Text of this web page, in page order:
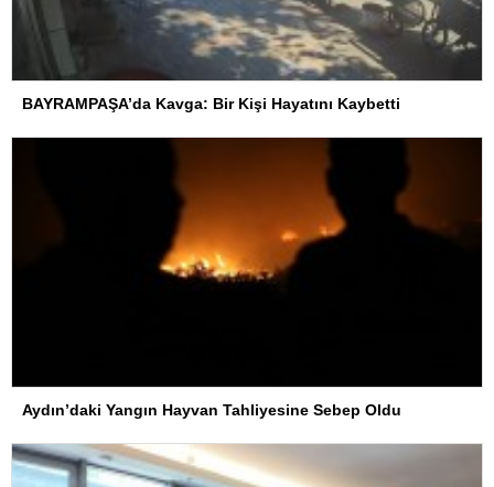
BAYRAMPAŞA’da Kavga: Bir Kişi Hayatını Kaybetti
Aydın’daki Yangın Hayvan Tahliyesine Sebep Oldu